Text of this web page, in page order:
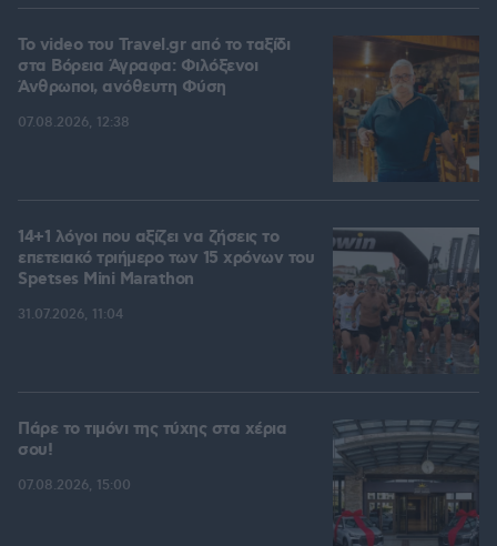
To video του Travel.gr από το ταξίδι
στα Βόρεια Άγραφα: Φιλόξενοι
Άνθρωποι, ανόθευτη Φύση
07.08.2026, 12:38
14+1 λόγοι που αξίζει να ζήσεις το
επετειακό τριήμερο των 15 χρόνων του
Spetses Mini Marathon
31.07.2026, 11:04
Πάρε το τιμόνι της τύχης στα χέρια
σου!
07.08.2026, 15:00